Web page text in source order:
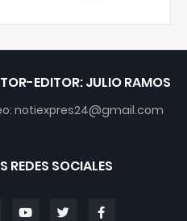
EDITOR: JULIO RAMOS
notiexpres24@gmail.com
REDES SOCIALES